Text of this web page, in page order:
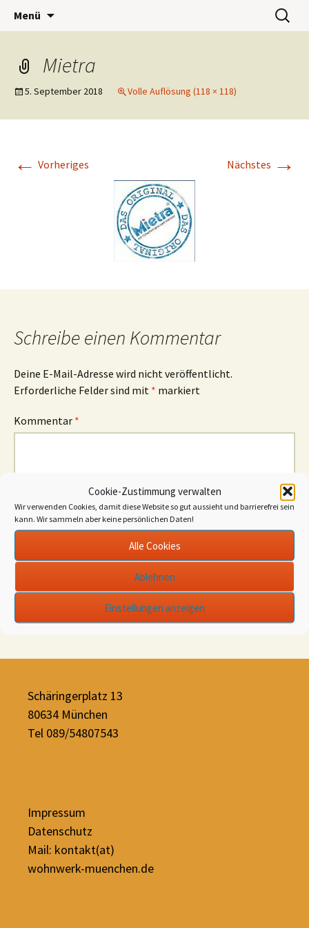
Cookie-Zustimmung verwalten
Wir verwenden Cookies, damit diese Website so gut aussieht und barrierefrei sein
kann. Wir sammeln aber keine persönlichen Daten!
Alle Cookies
Ablehnen
Einstellungen anzeigen
Café Wohnwerk
Wohnwerk München e.V.
Menü
Suchen
nach:
Mietra
5. September 2018 Volle Auflösung (118 × 118)
← Vorheriges Nächstes →
Schreibe einen Kommentar
Deine E-Mail-Adresse wird nicht veröffentlicht.
Erforderliche Felder sind mit * markiert
Kommentar *
Name*
Schäringerplatz 13
80634 München
Tel 089/54807543
Impressum
Datenschutz
Mail: kontakt(at)
wohnwerk-muenchen.de